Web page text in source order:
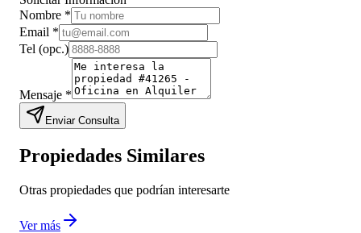
Nombre *
Email *
Tel (opc.)
Mensaje *
Enviar Consulta
Propiedades Similares
Otras propiedades que podrían interesarte
Ver más